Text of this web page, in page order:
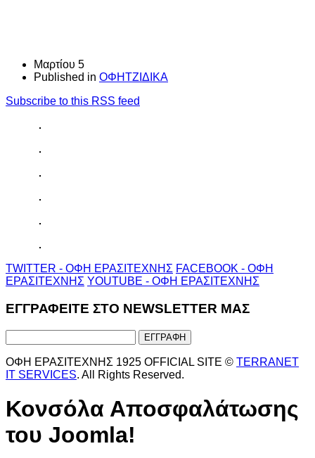
Μαρτίου 5
Published in ΟΦΗΤΖΙΔΙΚΑ
Subscribe to this RSS feed
TWITTER - ΟΦΗ ΕΡΑΣΙΤΕΧΝΗΣ FACEBOOK - ΟΦΗ
ΕΡΑΣΙΤΕΧΝΗΣ YOUTUBE - ΟΦΗ ΕΡΑΣΙΤΕΧΝΗΣ
ΕΓΓΡΑΦΕΙΤΕ ΣΤΟ NEWSLETTER ΜΑΣ
ΟΦΗ ΕΡΑΣΙΤΕΧΝΗΣ 1925 OFFICIAL SITE © TERRANET
IT SERVICES. All Rights Reserved.
Κονσόλα Αποσφαλάτωσης
του Joomla!